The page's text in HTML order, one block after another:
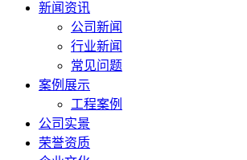
新闻资讯
公司新闻
行业新闻
常见问题
案例展示
工程案例
公司实景
荣誉资质